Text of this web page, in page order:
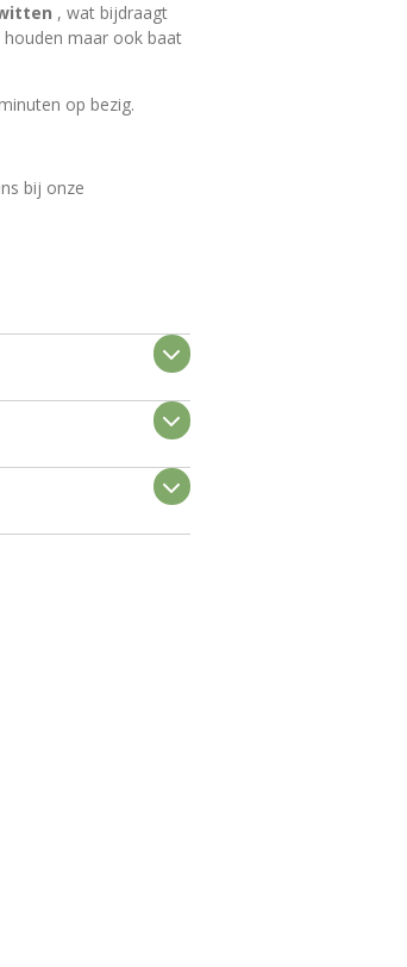
, wat bijdraagt
houden maar ook baat
op bezig.
bij onze